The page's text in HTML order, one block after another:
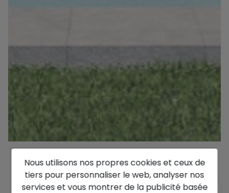
Description
Nous utilisons nos propres cookies et ceux de
tiers pour personnaliser le web, analyser nos
services et vous montrer de la publicité basée